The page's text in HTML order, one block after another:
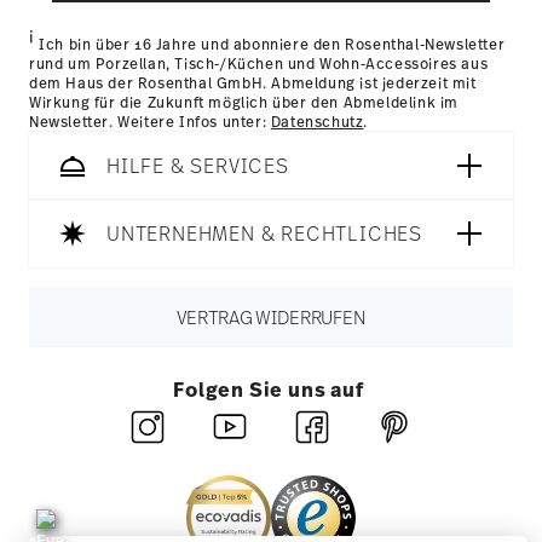
Retouren:Für Retouren nutzen Sie bitte
i Ich bin über 16 Jahre und abonniere den Rosenthal-Newsletter
rund um Porzellan, Tisch-/Küchen und Wohn-Accessoires aus
dem Haus der Rosenthal GmbH. Abmeldung ist jederzeit mit
Wirkung für die Zukunft möglich über den Abmeldelink im
Newsletter. Weitere Infos unter: Datenschutz.
HILFE & SERVICES
UNTERNEHMEN & RECHTLICHES
VERTRAG WIDERRUFEN
Folgen Sie uns auf